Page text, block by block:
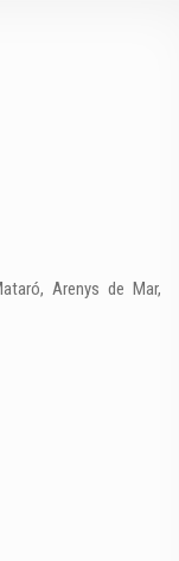
Arenys de Mar,